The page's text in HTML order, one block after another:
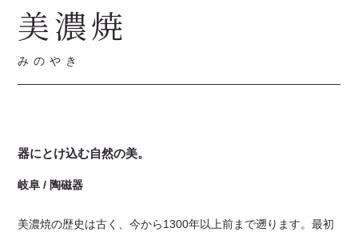
美濃焼
みのやき
器にとけ込む自然の美。
岐阜 / 陶磁器
美濃焼の歴史は古く、今から1300年以上前まで遡ります。最初